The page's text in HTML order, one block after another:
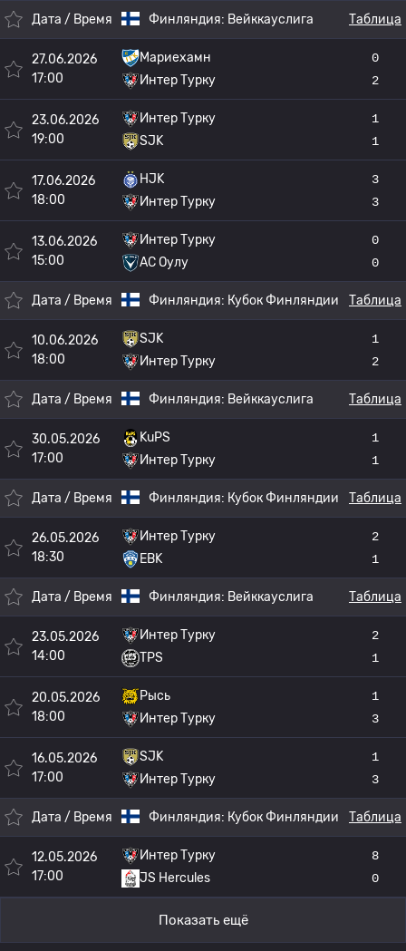
Дата / Время Финляндия: Вейккауслига Таблица
27.06.2026
17:00
Мариехамн
Интер Турку
0
2
23.06.2026
19:00
Интер Турку
SJK
1
1
17.06.2026
18:00
HJK
Интер Турку
3
3
13.06.2026
15:00
Интер Турку
AC Оулу
0
0
Дата / Время Финляндия: Кубок Финляндии Таблица
10.06.2026
18:00
SJK
Интер Турку
1
2
Дата / Время Финляндия: Вейккауслига Таблица
30.05.2026
17:00
KuPS
Интер Турку
1
1
Дата / Время Финляндия: Кубок Финляндии Таблица
26.05.2026
18:30
Интер Турку
EBK
2
1
Дата / Время Финляндия: Вейккауслига Таблица
23.05.2026
14:00
Интер Турку
TPS
2
1
20.05.2026
18:00
Рысь
Интер Турку
1
3
16.05.2026
17:00
SJK
Интер Турку
1
3
Дата / Время Финляндия: Кубок Финляндии Таблица
12.05.2026
17:00
Интер Турку
JS Hercules
8
0
Показать ещё